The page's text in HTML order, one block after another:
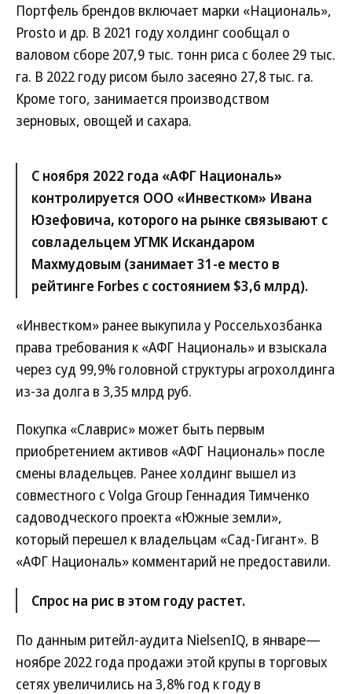
Портфель брендов включает марки «Националь»,
Prosto и др. В 2021 году холдинг сообщал о
валовом сборе 207,9 тыс. тонн риса с более 29 тыс.
га. В 2022 году рисом было засеяно 27,8 тыс. га.
Кроме того, занимается производством
зерновых, овощей и сахара.
С ноября 2022 года «АФГ Националь»
контролируется ООО «Инвестком» Ивана
Юзефовича, которого на рынке связывают с
совладельцем УГМК Искандаром
Махмудовым (занимает 31-е место в
рейтинге Forbes с состоянием $3,6 млрд).
«Инвестком» ранее выкупила у Россельхозбанка
права требования к «АФГ Националь» и взыскала
через суд 99,9% головной структуры агрохолдинга
из-за долга в 3,35 млрд руб.
Покупка «Славрис» может быть первым
приобретением активов «АФГ Националь» после
смены владельцев. Ранее холдинг вышел из
совместного с Volga Group Геннадия Тимченко
садоводческого проекта «Южные земли»,
который перешел к владельцам «Сад-Гигант». В
«АФГ Националь» комментарий не предоставили.
Спрос на рис в этом году растет.
По данным ритейл-аудита NielsenIQ, в январе—
ноябре 2022 года продажи этой крупы в торговых
сетях увеличились на 3,8% год к году в